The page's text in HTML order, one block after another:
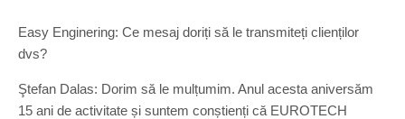
Easy Enginering: Ce mesaj doriți să le transmiteți clienților
dvs?
Ştefan Dalas: Dorim să le mulțumim. Anul acesta aniversăm
15 ani de activitate și suntem conștienți că EUROTECH